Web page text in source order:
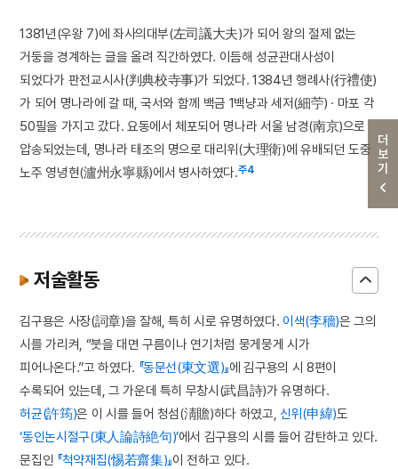
더보기
1381년(우왕 7)에 좌사의대부(左司議大夫)가 되어 왕의 절제 없는
거둥을 경계하는 글을 올려 직간하였다. 이듬해 성균관대사성이
되었다가 판전교시사(判典校寺事)가 되었다. 1384년 행례사(行禮使)
가 되어 명나라에 갈 때, 국서와 함께 백금 1백냥과 세저(細苧) · 마포 각
50필을 가지고 갔다. 요동에서 체포되어 명나라 서울 남경(南京)으로
압송되었는데, 명나라 태조의 명으로 대리위(大理衛)에 유배되던 도중
노주 영녕현(瀘州永寧縣)에서 병사하였다.주4
저술활동
김구용은 사장(詞章)을 잘해, 특히 시로 유명하였다. 이색(李穡)은 그의
시를 가리켜, “붓을 대면 구름이나 연기처럼 뭉게뭉게 시가
피어나온다.”고 하였다. 『동문선(東文選)』에 김구용의 시 8편이
수록되어 있는데, 그 가운데 특히 무창시(武昌詩)가 유명하다.
허균(許筠)은 이 시를 들어 청섬(淸贍)하다 하였고, 신위(申緯)도
‘동인논시절구(東人論詩絶句)’에서 김구용의 시를 들어 감탄하고 있다.
문집인 『척약재집(惕若齋集)』이 전하고 있다.